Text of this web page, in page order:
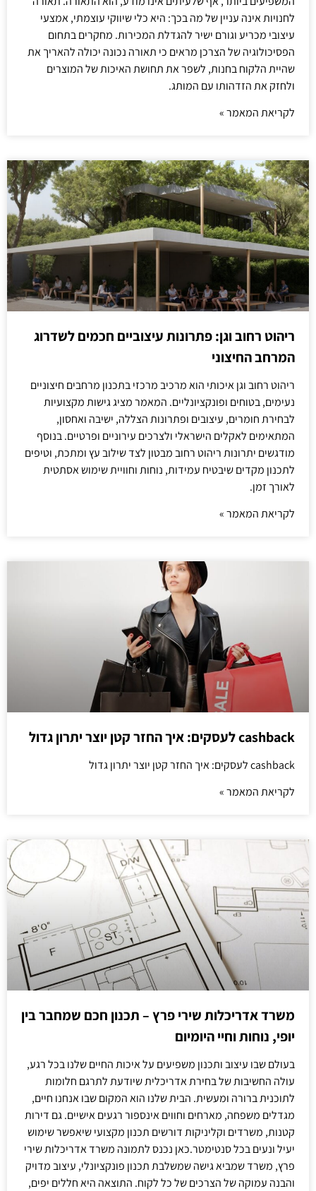
לחנויות אינה עניין של מה בכך: היא כלי שיווקי עוצמתי, אמצעי
עיצובי מכריע וגורם ישיר להגדלת המכירות. מחקרים בתחום
הפסיכולוגיה של הצרכן מראים כי תאורה נכונה יכולה להאריך את
שהיית הלקוח בחנות, לשפר את תחושת האיכות של המוצרים
ולחזק את הזדהותו עם המותג.
לקריאת המאמר »
ריהוט רחוב וגן: פתרונות עיצוביים חכמים לשדרוג
המרחב החיצוני
ריהוט רחוב וגן איכותי הוא מרכיב מרכזי בתכנון מרחבים חיצוניים
נעימים, בטוחים ופונקציונליים. המאמר מציג גישות מקצועיות
לבחירת חומרים, עיצובים ופתרונות הצללה, ישיבה ואחסון,
המתאימים לאקלים הישראלי ולצרכים עירוניים ופרטיים. בנוסף
מודגשים יתרונות ריהוט רחוב מבטון לצד שילוב עץ ומתכת, וטיפים
לתכנון מקדים שיבטיח עמידות, נוחות וחוויית שימוש אסתטית
לאורך זמן.
לקריאת המאמר »
cashback לעסקים: איך החזר קטן יוצר יתרון גדול
cashback לעסקים: איך החזר קטן יוצר יתרון גדול
לקריאת המאמר »
משרד אדריכלות שירי פרץ – תכנון חכם שמחבר בין
יופי, נוחות וחיי היומיום
בעולם שבו עיצוב ותכנון משפיעים על איכות החיים שלנו בכל רגע,
עולה החשיבות של בחירת אדריכלית שיודעת לתרגם חלומות
לתוכנית ברורה ומעשית. הבית שלנו הוא המקום שבו אנחנו חיים,
מגדלים משפחה, מארחים וחווים אינספור רגעים אישיים. גם דירות
קטנות, משרדים וקליניקות דורשים תכנון מקצועי שיאפשר שימוש
יעיל ונעים בכל סנטימטר.כאן נכנס לתמונה משרד אדריכלות שירי
פרץ, משרד שמביא גישה שמשלבת תכנון פונקציונלי, עיצוב מדויק
והבנה עמוקה של הצרכים של כל לקוח. התוצאה היא חללים יפים,